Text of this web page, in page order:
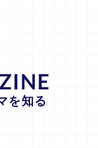
を知る